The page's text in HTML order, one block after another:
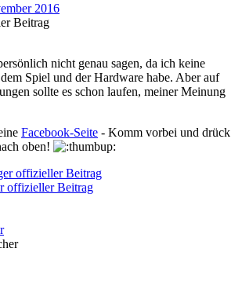
2016
Beitrag
nicht genau sagen, da ich keine
Spiel und der Hardware habe. Aber auf
sollte es schon laufen, meiner Meinung
Facebook-Seite - Komm vorbei und drück
oben!
offizieller Beitrag
offizieller Beitrag